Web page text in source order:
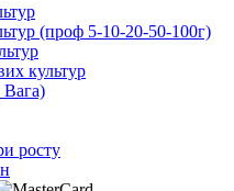
(проф 5-10-20-50-100г)
культур
Вага)
росту